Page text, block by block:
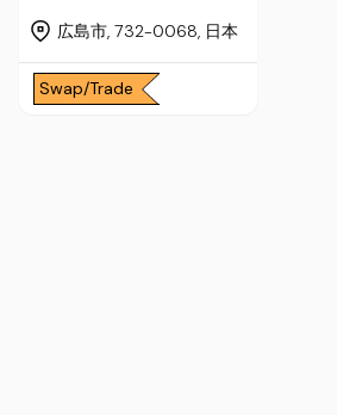
広島市, 732-0068, 日本
Swap/Trade